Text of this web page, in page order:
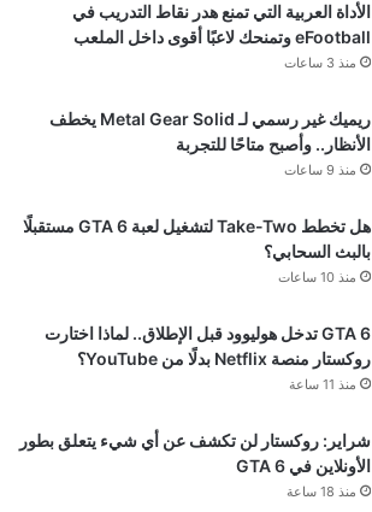
الأداة العربية التي تمنع هدر نقاط التدريب في
eFootball وتمنحك لاعبًا أقوى داخل الملعب
منذ 3 ساعات
ريميك غير رسمي لـ Metal Gear Solid يخطف
الأنظار.. وأصبح متاحًا للتجربة
منذ 9 ساعات
هل تخطط Take-Two لتشغيل لعبة GTA 6 مستقبلًا
بالبث السحابي؟
منذ 10 ساعات
GTA 6 تدخل هوليوود قبل الإطلاق.. لماذا اختارت
روكستار منصة Netflix بدلًا من YouTube؟
منذ 11 ساعة
شراير: روكستار لن تكشف عن أي شيء يتعلق بطور
الأونلاين في GTA 6
منذ 18 ساعة